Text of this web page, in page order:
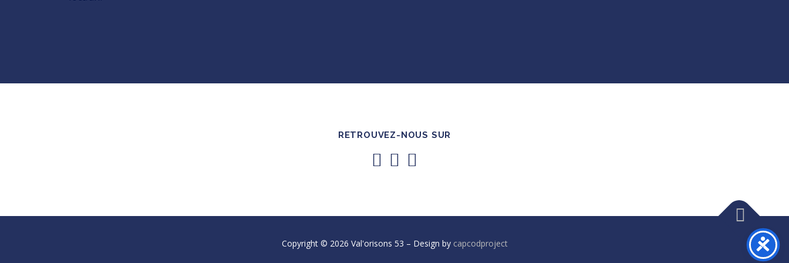
RETROUVEZ-NOUS SUR
Copyright © 2026 Val'orisons 53 – Design by capcodproject